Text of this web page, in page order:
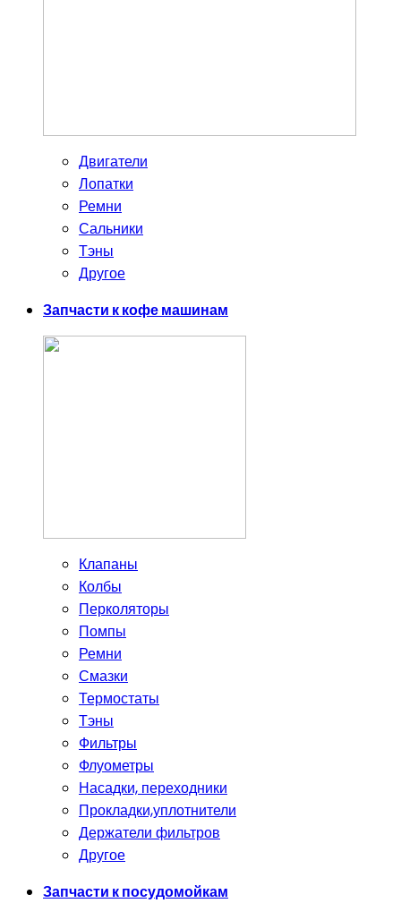
Двигатели
Лопатки
Ремни
Сальники
Тэны
Другое
Запчасти к кофе машинам
Клапаны
Колбы
Перколяторы
Помпы
Ремни
Смазки
Термостаты
Тэны
Фильтры
Флуометры
Насадки, переходники
Прокладки,уплотнители
Держатели фильтров
Другое
Запчасти к посудомойкам